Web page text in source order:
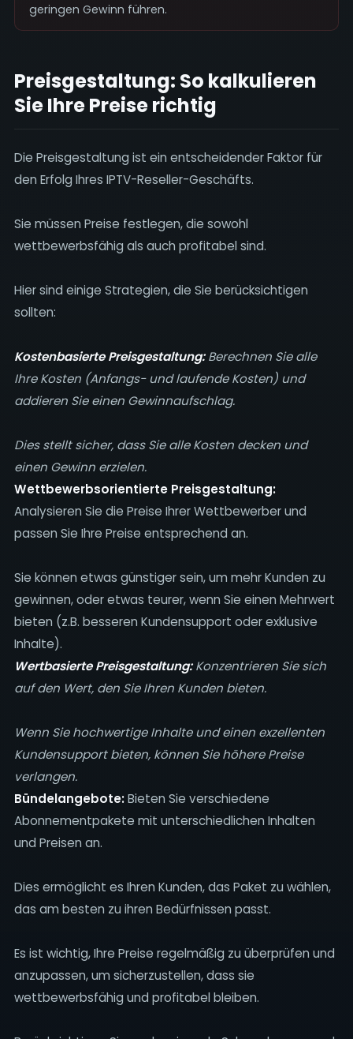
geringen Gewinn führen.
Preisgestaltung: So kalkulieren
Sie Ihre Preise richtig
Die Preisgestaltung ist ein entscheidender Faktor für
den Erfolg Ihres IPTV-Reseller-Geschäfts.
Sie müssen Preise festlegen, die sowohl
wettbewerbsfähig als auch profitabel sind.
Hier sind einige Strategien, die Sie berücksichtigen
sollten:
Kostenbasierte Preisgestaltung:Berechnen Sie alle
Ihre Kosten (Anfangs- und laufende Kosten) und
addieren Sie einen Gewinnaufschlag.
Dies stellt sicher, dass Sie alle Kosten decken und
einen Gewinn erzielen.
Wettbewerbsorientierte Preisgestaltung:
Analysieren Sie die Preise Ihrer Wettbewerber und
passen Sie Ihre Preise entsprechend an.
Sie können etwas günstiger sein, um mehr Kunden zu
gewinnen, oder etwas teurer, wenn Sie einen Mehrwert
bieten (z.B. besseren Kundensupport oder exklusive
Inhalte).
Wertbasierte Preisgestaltung:Konzentrieren Sie sich
auf den Wert, den Sie Ihren Kunden bieten.
Wenn Sie hochwertige Inhalte und einen exzellenten
Kundensupport bieten, können Sie höhere Preise
verlangen.
Bündelangebote:Bieten Sie verschiedene
Abonnementpakete mit unterschiedlichen Inhalten
und Preisen an.
Dies ermöglicht es Ihren Kunden, das Paket zu wählen,
das am besten zu ihren Bedürfnissen passt.
Es ist wichtig, Ihre Preise regelmäßig zu überprüfen und
anzupassen, um sicherzustellen, dass sie
wettbewerbsfähig und profitabel bleiben.